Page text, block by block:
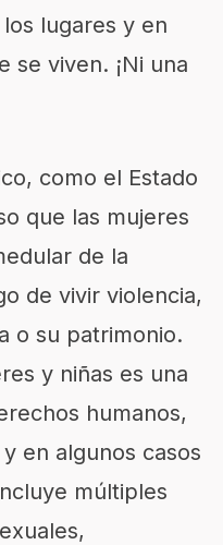
lugares y en
se viven. ¡Ni una
como el Estado
que las mujeres
de la
de vivir violencia,
o su patrimonio.
y niñas es una
humanos,
en algunos casos
múltiples